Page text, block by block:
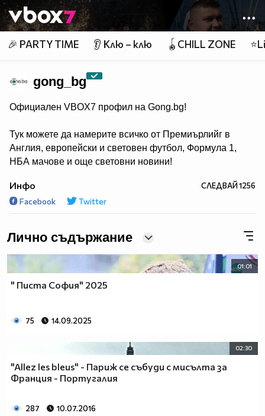
Member of
👾
🎉 PARTY TIME 👂 Клю – клю 🪀CHILL ZONE
gong_bg
Официален VBOX7 профил на Gong.bg!
Тук можете да намерите всичко от Премиърлийг в
Англия, европейски и световен футбол, Формула 1,
НБА мачове и още световни новини!
Инфо СЛЕДВАЙ1256
Facebook Twitter
Лично съдържание
01:01
" Писта София" 2025
75 14.09.2025
02:30
"Allez les bleus" - Париж се събуди с мисълта за
Франция - Португалия
287 10.07.2016